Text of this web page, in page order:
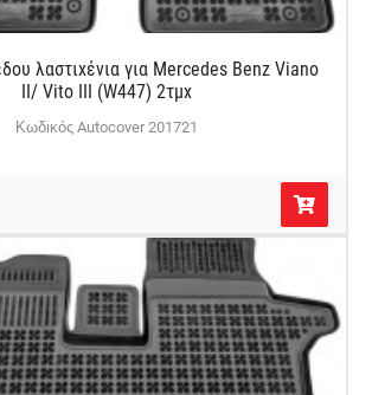
λαστιχένια για Mercedes Benz Viano
II/ Vito III (W447) 2τμχ
Κωδικός Autocover 201721